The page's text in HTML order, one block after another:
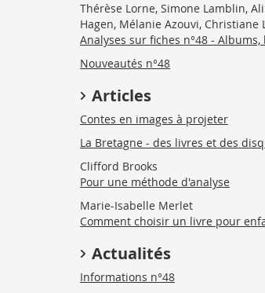
Thérèse Lorne, Simone Lamblin,
Hagen, Mélanie Azouvi, Christiane
Analyses sur fiches n°48 -
Nouveautés n°48
Articles
Contes en images à projeter
La Bretagne - des livres et des
Clifford Brooks
Pour une méthode d'analyse
Marie-Isabelle Merlet
Comment choisir un livre pour
Actualités
Informations n°48